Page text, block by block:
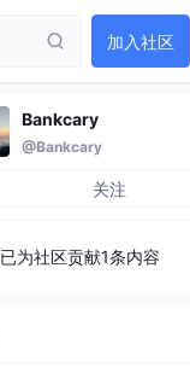
加入社区
Bankcary
@Bankcary
关注
已为社区贡献1条内容